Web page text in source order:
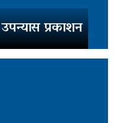
प्रकाशन